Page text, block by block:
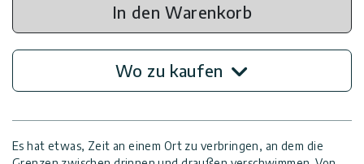
In den Warenkorb
Wo zu kaufen
Es hat etwas, Zeit an einem Ort zu verbringen, an dem die